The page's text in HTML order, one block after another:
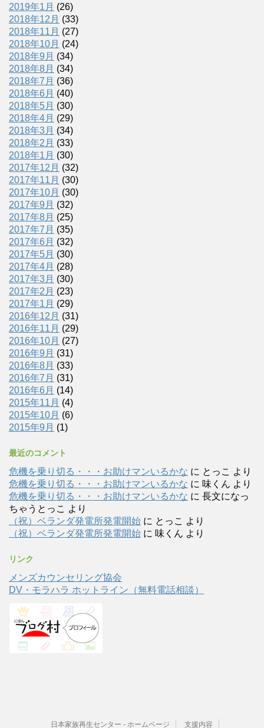
2019年1月 (26)
2018年12月 (33)
2018年11月 (27)
2018年10月 (24)
2018年9月 (34)
2018年8月 (34)
2018年7月 (36)
2018年6月 (40)
2018年5月 (30)
2018年4月 (29)
2018年3月 (34)
2018年2月 (33)
2018年1月 (30)
2017年12月 (32)
2017年11月 (30)
2017年10月 (30)
2017年9月 (32)
2017年8月 (25)
2017年7月 (35)
2017年6月 (32)
2017年5月 (30)
2017年4月 (28)
2017年3月 (30)
2017年2月 (23)
2017年1月 (29)
2016年12月 (31)
2016年11月 (29)
2016年10月 (27)
2016年9月 (31)
2016年8月 (33)
2016年7月 (31)
2016年6月 (14)
2015年11月 (4)
2015年10月 (6)
2015年9月 (1)
最近のコメント
危機を乗り切る・・・お助けマンいるかな に とっこ より
危機を乗り切る・・・お助けマンいるかな に 味くん より
危機を乗り切る・・・お助けマンいるかな に 長文になっ
ちゃうとっこ より
（祝）ベランダ発電所発電開始 に とっこ より
（祝）ベランダ発電所発電開始 に 味くん より
リンク
メンズカウンセリング協会
DV・モラハラ ホットライン（無料電話相談）
日本家族再生センター - ホームページ 支援内容